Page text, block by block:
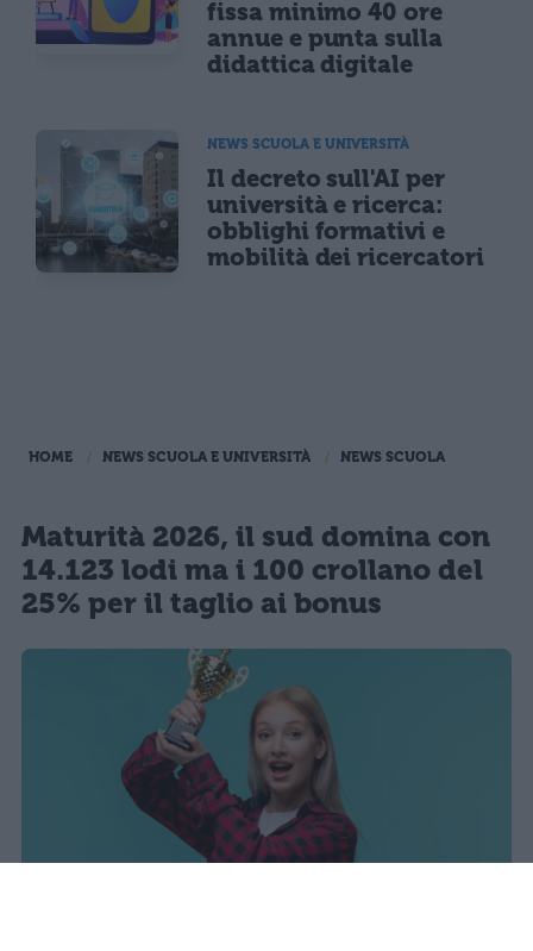
fissa minimo 40 ore
annue e punta sulla
didattica digitale
NEWS SCUOLA E UNIVERSITÀ
Il decreto sull'AI per
università e ricerca:
obblighi formativi e
mobilità dei ricercatori
HOME NEWS SCUOLA E UNIVERSITÀ NEWS SCUOLA
Maturità 2026, il sud domina con
14.123 lodi ma i 100 crollano del
25% per il taglio ai bonus